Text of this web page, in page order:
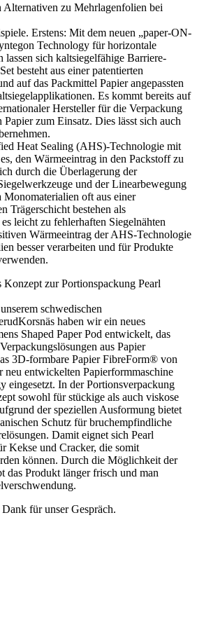
Alternativen zu Mehrlagenfolien bei
Erstens: Mit dem neuen „paper-ON-
Technology für horizontale
lassen sich kaltsiegelfähige Barriere-
besteht aus einer patentierten
auf das Packmittel Papier angepassten
Es kommt bereits auf
Hersteller für die Verpackung
zum Einsatz. Dies lässt sich auch
Heat Sealing (AHS)-Technologie mit
den Wärmeeintrag in den Packstoff zu
durch die Überlagerung der
und der Linearbewegung
Monomaterialien oft aus einer
Trägerschicht bestehen als
leicht zu fehlerhaften Siegelnähten
Wärmeeintrag der AHS-Technologie
besser verarbeiten und für Produkte
Konzept zur Portionspackung Pearl
schwedischen
haben wir ein neues
Shaped Paper Pod entwickelt, das
aus Papier
3D-formbare Papier FibreForm® von
entwickelten Papierformmaschine
eingesetzt. In der Portionsverpackung
sowohl für stückige als auch viskose
der speziellen Ausformung bietet
Schutz für bruchempfindliche
Damit eignet sich Pearl
Kekse und Cracker, die somit
können. Durch die Möglichkeit der
das Produkt länger frisch und man
für unser Gespräch.